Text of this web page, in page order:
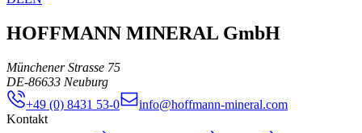
HOFFMANN MINERAL GmbH
Münchener Strasse 75
DE-86633 Neuburg
+49 (0) 8431 53-0
info@hoffmann-mineral.com
Kontakt